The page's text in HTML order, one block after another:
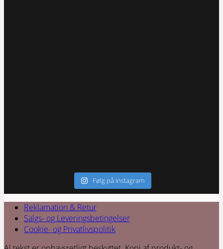
Følg på Instagram
Reklamation & Retur
Salgs- og Leveringsbetingelser
Cookie- og Privatlivspolitik